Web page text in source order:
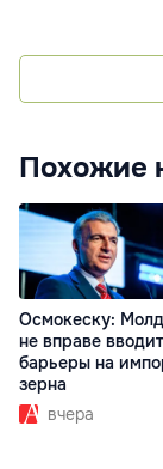
Похожие
Осмокеску:
не вправе
барьеры на
зерна
вчера